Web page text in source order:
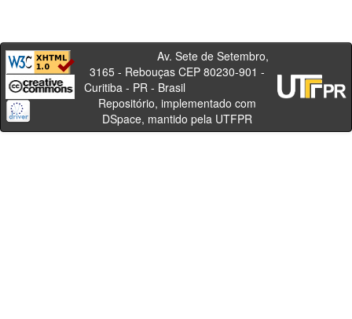
Av. Sete de Setembro,
3165 - Rebouças CEP 80230-901 -
Curitiba - PR - Brasil
Repositório, implementado com
DSpace, mantido pela UTFPR